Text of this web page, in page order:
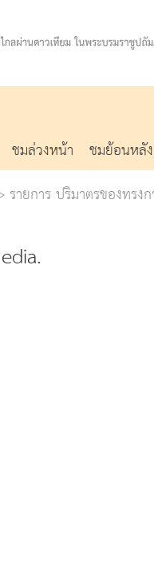
ชมล่วงหน้า ชมย้อนหลัง
รายการ ปริมาตรของทร